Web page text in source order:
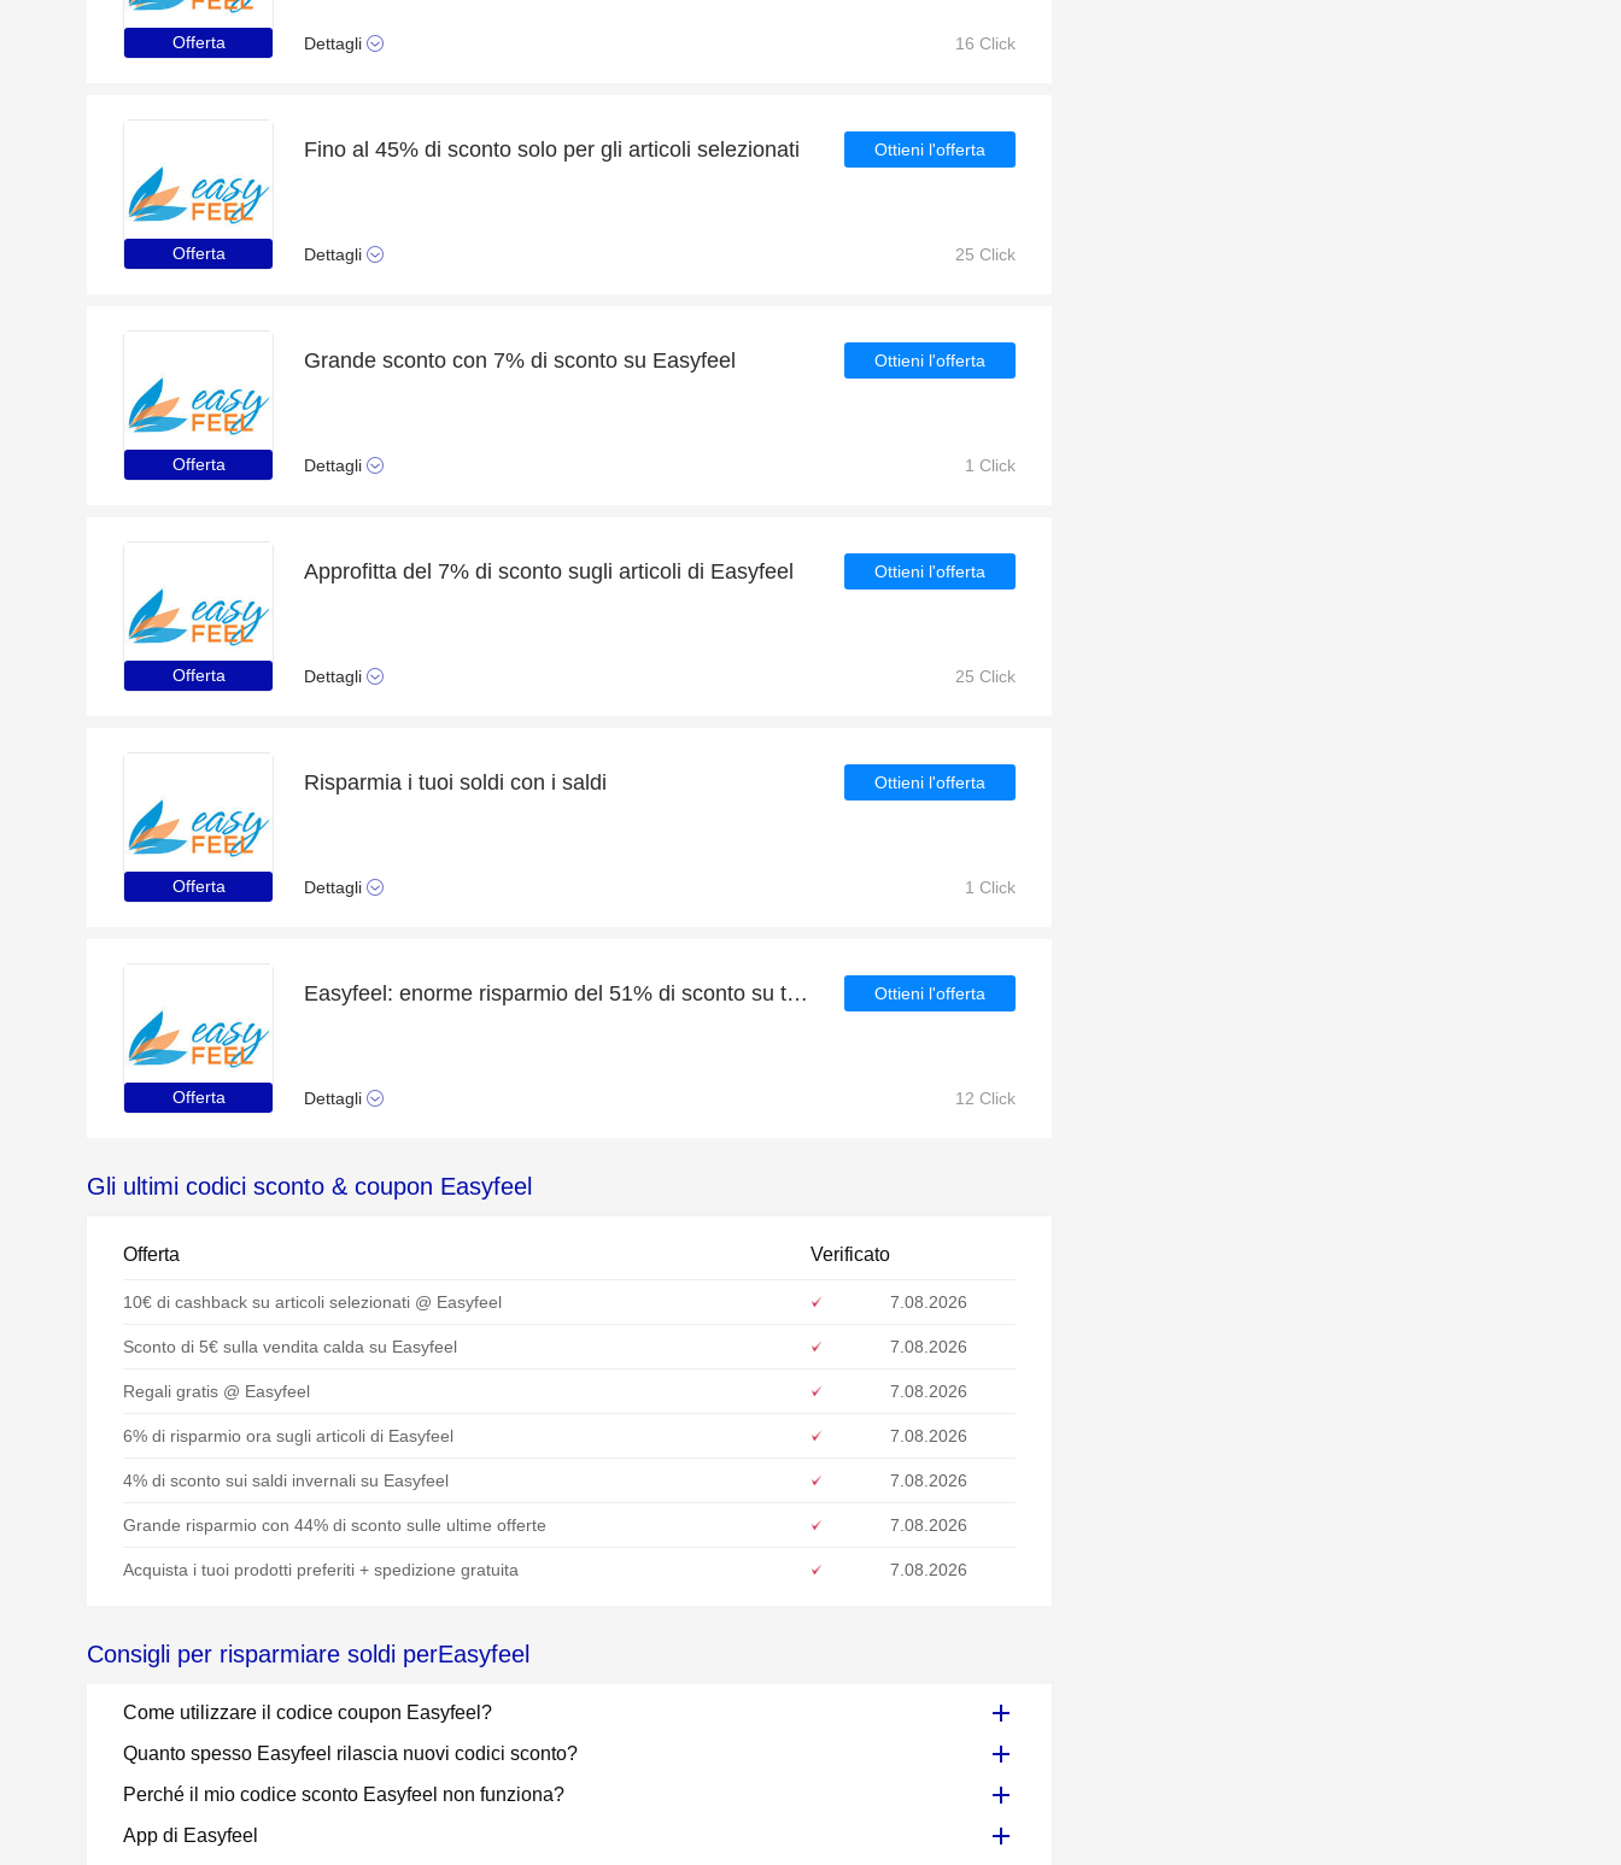
Offerta Dettagli 16 Click
Offerta
Fino al 45% di sconto solo per gli articoli selezionati
Dettagli
Ottieni l'offerta
25 Click
Offerta
Grande sconto con 7% di sconto su Easyfeel
Dettagli
Ottieni l'offerta
1 Click
Offerta
Approfitta del 7% di sconto sugli articoli di Easyfeel
Dettagli
Ottieni l'offerta
25 Click
Offerta
Risparmia i tuoi soldi con i saldi
Dettagli
Ottieni l'offerta
1 Click
Offerta
Easyfeel: enorme risparmio del 51% di sconto su tutto il sito solo per questo mese
Dettagli
Ottieni l'offerta
12 Click
Gli ultimi codici sconto & coupon Easyfeel
Offerta Verificato
10€ di cashback su articoli selezionati @ Easyfeel 7.08.2026
Sconto di 5€ sulla vendita calda su Easyfeel 7.08.2026
Regali gratis @ Easyfeel 7.08.2026
6% di risparmio ora sugli articoli di Easyfeel 7.08.2026
4% di sconto sui saldi invernali su Easyfeel 7.08.2026
Grande risparmio con 44% di sconto sulle ultime offerte 7.08.2026
Acquista i tuoi prodotti preferiti + spedizione gratuita 7.08.2026
Consigli per risparmiare soldi perEasyfeel
Come utilizzare il codice coupon Easyfeel?
Quanto spesso Easyfeel rilascia nuovi codici sconto?
Perché il mio codice sconto Easyfeel non funziona?
App di Easyfeel